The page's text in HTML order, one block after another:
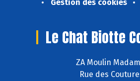
Gestion des cookies
Le Chat Biotte
ZA Moulin
Rue des